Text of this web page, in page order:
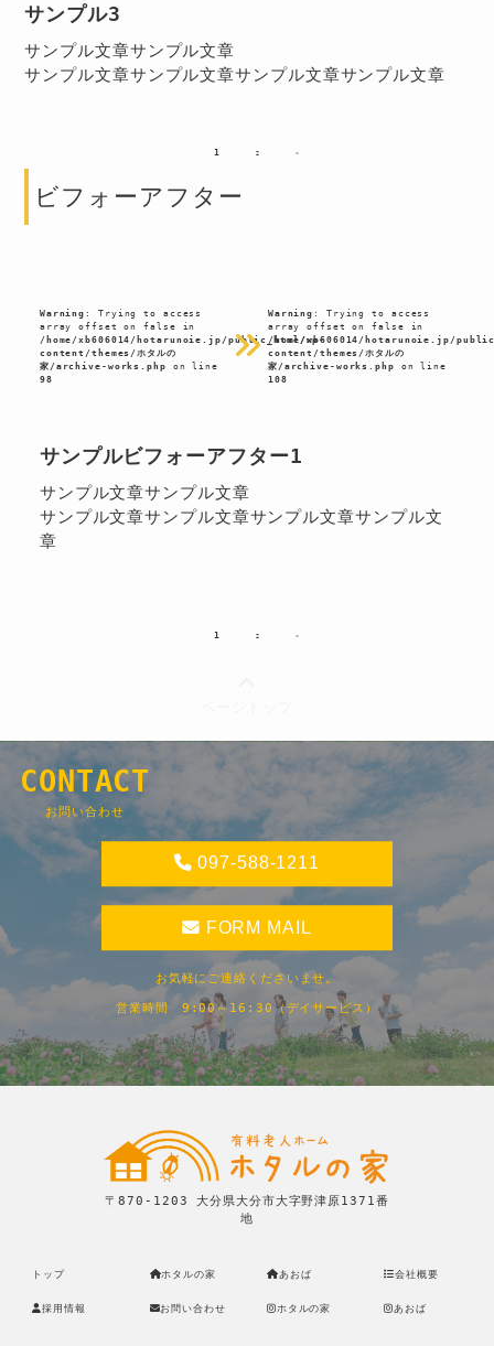
サンプル3
サンプル文章サンプル文章
サンプル文章サンプル文章サンプル文章サンプル文章
1 2 »
ビフォーアフター
Warning : Trying to access
array offset on false in
/home/xb606014/hotarunoie.jp/public_html/wp-
content/themes/ホタルの
家/archive-works.php on line
98
Warning : Trying to access
array offset on false in
/home/xb606014/hotarunoie.jp/
content/themes/ホタルの
家/archive-works.php on line
108
サンプルビフォーアフター1
サンプル文章サンプル文章
サンプル文章サンプル文章サンプル文章サンプル文
章
1 2 »
CONTACT
お問い合わせ
097-588-1211
FORM MAIL
お気軽にご連絡くださいませ。
営業時間 9:00～16:30（デイサービス）
〒870-1203 大分県大分市大字野津原1371番
地
トップ ホタルの家 あおば 会社概要
採用情報 お問い合わせ ホタルの家 あおば